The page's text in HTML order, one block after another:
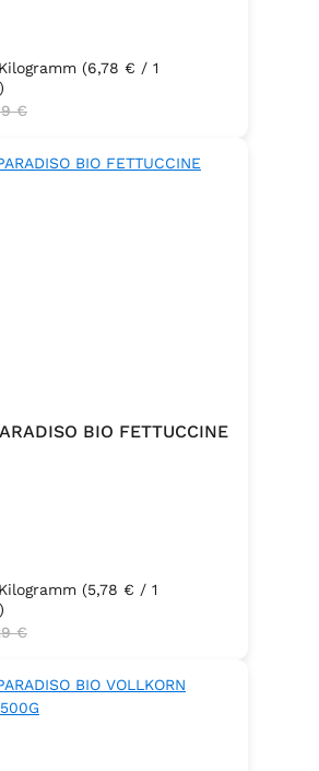
(6,78 € / 1
Preis:
€
BIO FETTUCCINE
(5,78 € / 1
Preis:
€